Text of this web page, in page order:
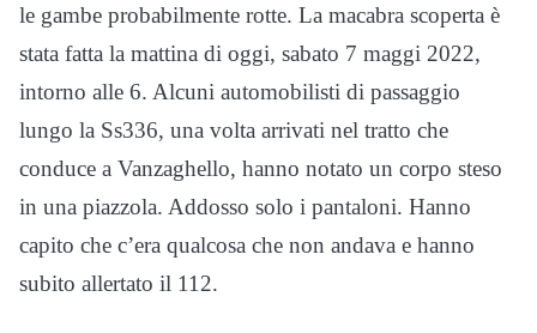
le gambe probabilmente rotte. La macabra scoperta è
stata fatta la mattina di oggi, sabato 7 maggi 2022,
intorno alle 6. Alcuni automobilisti di passaggio
lungo la Ss336, una volta arrivati nel tratto che
conduce a Vanzaghello, hanno notato un corpo steso
in una piazzola. Addosso solo i pantaloni. Hanno
capito che c’era qualcosa che non andava e hanno
subito allertato il 112.